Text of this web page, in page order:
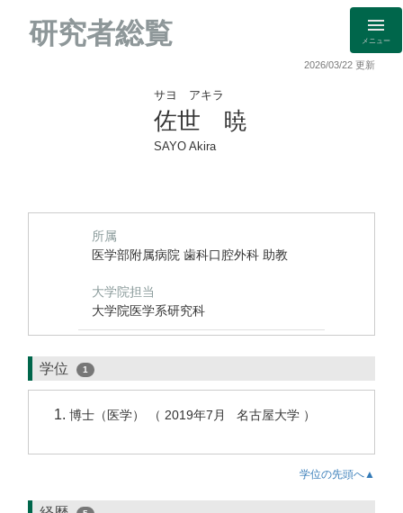
研究者総覧 メニュー
2026/03/22 更新
サヨ アキラ
佐世 暁
SAYO Akira
所属
医学部附属病院 歯科口腔外科 助教
大学院担当
大学院医学系研究科
学位 1
博士（医学） （ 2019年7月 名古屋大学 ）
学位の先頭へ▲